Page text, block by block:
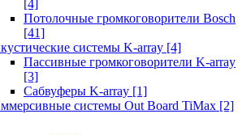
[4]
Потолочные громкоговорители Bosch
[41]
системы K-array [4]
Пассивные громкоговорители K-array
[3]
Сабвуферы K-array [1]
системы Out Board TiMax [2]